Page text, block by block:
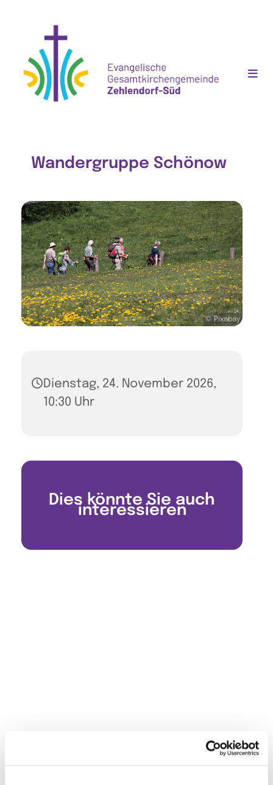
Wandergruppe Schönow
© Pixabay
Dienstag, 24. November 2026,
10:30 Uhr
Dies könnte Sie auch
interessieren